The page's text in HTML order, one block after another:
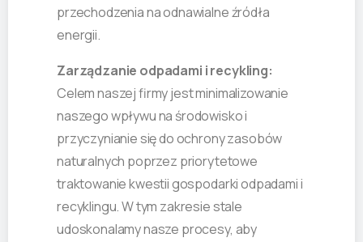
przechodzenia na odnawialne źródła
energii.
Zarządzanie odpadami i recykling:
Celem naszej firmy jest minimalizowanie
naszego wpływu na środowisko i
przyczynianie się do ochrony zasobów
naturalnych poprzez priorytetowe
traktowanie kwestii gospodarki odpadami i
recyklingu. W tym zakresie stale
udoskonalamy nasze procesy, aby